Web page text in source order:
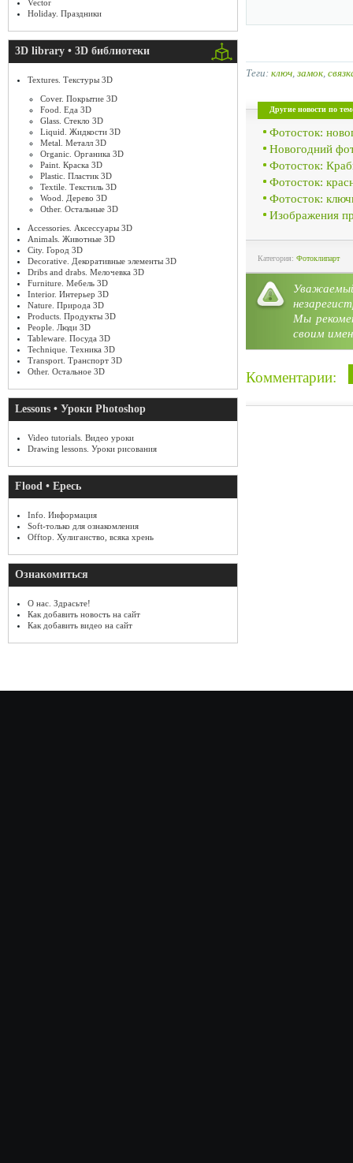
Vector
Holiday. Праздники
3D library • 3D библиотеки
Textures. Текстуры 3D
Cover. Покрытие 3D
Food. Еда 3D
Glass. Стекло 3D
Liquid. Жидкости 3D
Metal. Металл 3D
Organic. Органика 3D
Paint. Краска 3D
Plastic. Пластик 3D
Textile. Текстиль 3D
Wood. Дерево 3D
Other. Остальные 3D
Accessories. Аксессуары 3D
Animals. Животные 3D
City. Город 3D
Decorative. Декоративные элементы 3D
Dribs and drabs. Мелочевка 3D
Furniture. Мебель 3D
Interior. Интерьер 3D
Nature. Природа 3D
Products. Продукты 3D
People. Люди 3D
Tableware. Посуда 3D
Technique. Техника 3D
Transport. Транспорт 3D
Other. Остальное 3D
Lessons • Уроки Photoshop
Video tutorials. Видео уроки
Drawing lessons. Уроки рисования
Flood • Ересь
Info. Информация
Soft-только для ознакомления
Offtop. Хулиганство, всяка хрень
Ознакомиться
О нас. Здрасьте!
Как добавить новость на сайт
Как добавить видео на сайт
Теги: ключ замок
Другие новости по
Фотосток:
Новогодний
Фотосток:
Фотосток:
Фотосток:
Изображения
Категория: Фотоклипарт
Мы
своим
Комментарии: